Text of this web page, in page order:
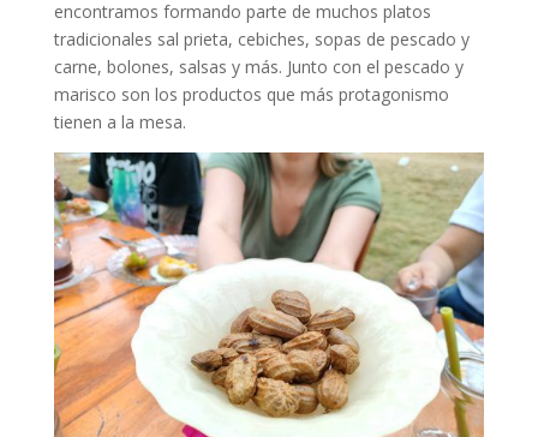
encontramos formando parte de muchos platos
tradicionales sal prieta, cebiches, sopas de pescado y
carne, bolones, salsas y más. Junto con el pescado y
marisco son los productos que más protagonismo
tienen a la mesa.